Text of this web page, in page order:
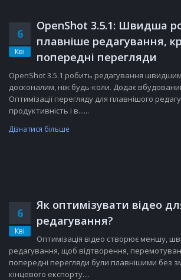
6
Кві
OpenShot 3.5.1: Швидша
плавніше редагування,
попередні перегляди
OpenShot 3.5.1 робить редагування
досконалим, ніж будь-коли. Додає
Оптимізації перегляду для плавнішого
продуктивність і в......
Дізнатися більше
6
Кві
Як оптимізувати відео
редагування?
Оптимізація відео створює меншу,
редагування, щоб відтворення,
попередні перегляди були плавнішими без
кінцевого експорту....